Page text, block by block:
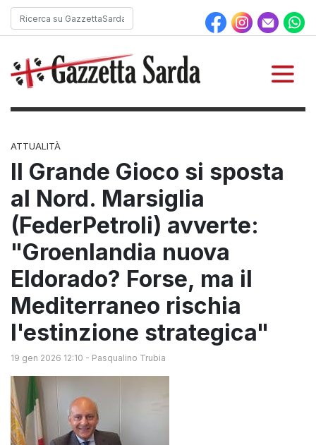
ATTUALITÀ
Il Grande Gioco si sposta
al Nord. Marsiglia
(FederPetroli) avverte:
"Groenlandia nuova
Eldorado? Forse, ma il
Mediterraneo rischia
l'estinzione strategica"
19 gen 2026 12:10 - Pasqualino Trubia